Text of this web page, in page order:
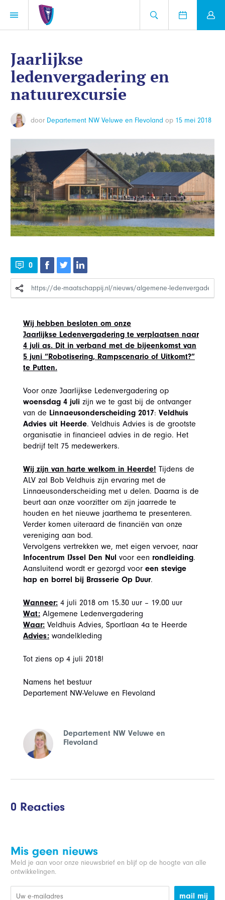
Jaarlijkse
ledenvergadering en
natuurexcursie
door Departement NW Veluwe en Flevoland op 15 mei 2018
0
Wij hebben besloten om onze
Jaarlijkse Ledenvergadering te verplaatsen naar
4 juli as. Dit in verband met de bijeenkomst van
5 juni “Robotisering, Rampscenario of Uitkomt?”
te Putten.
Voor onze Jaarlijkse Ledenvergadering op
woensdag 4 juli zijn we te gast bij de ontvanger
van de Linnaeusonderscheiding 2017: Veldhuis
Advies uit Heerde. Veldhuis Advies is de grootste
organisatie in financieel advies in de regio. Het
bedrijf telt 75 medewerkers.
Wij zijn van harte welkom in Heerde! Tijdens de
ALV zal Bob Veldhuis zijn ervaring met de
Linnaeusonderscheiding met u delen. Daarna is de
beurt aan onze voorzitter om zijn jaarrede te
houden en het nieuwe jaarthema te presenteren.
Verder komen uiteraard de financiën van onze
vereniging aan bod.
Vervolgens vertrekken we, met eigen vervoer, naar
Infocentrum IJssel Den Nul voor een rondleiding.
Aansluitend wordt er gezorgd voor een stevige
hap en borrel bij Brasserie Op Duur.
Wanneer: 4 juli 2018 om 15.30 uur – 19.00 uur
Wat: Algemene Ledenvergadering
Waar: Veldhuis Advies, Sportlaan 4a te Heerde
Advies: wandelkleding
Tot ziens op 4 juli 2018!
Namens het bestuur
Departement NW-Veluwe en Flevoland
Departement NW Veluwe en
Flevoland
0 Reacties
Mis geen nieuws
Meld je aan voor onze nieuwsbrief en blijf op de hoogte van alle
ontwikkelingen.
mail mij